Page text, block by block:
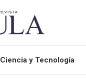
Ciencia y Tecnología